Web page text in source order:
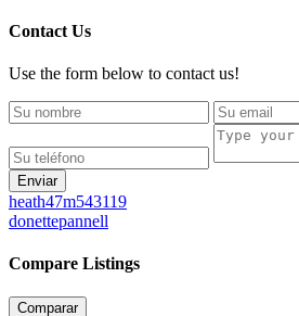
Contact Us
Use the form below to contact us!
Enviar
heath47m543119
donettepannell
Compare Listings
Comparar